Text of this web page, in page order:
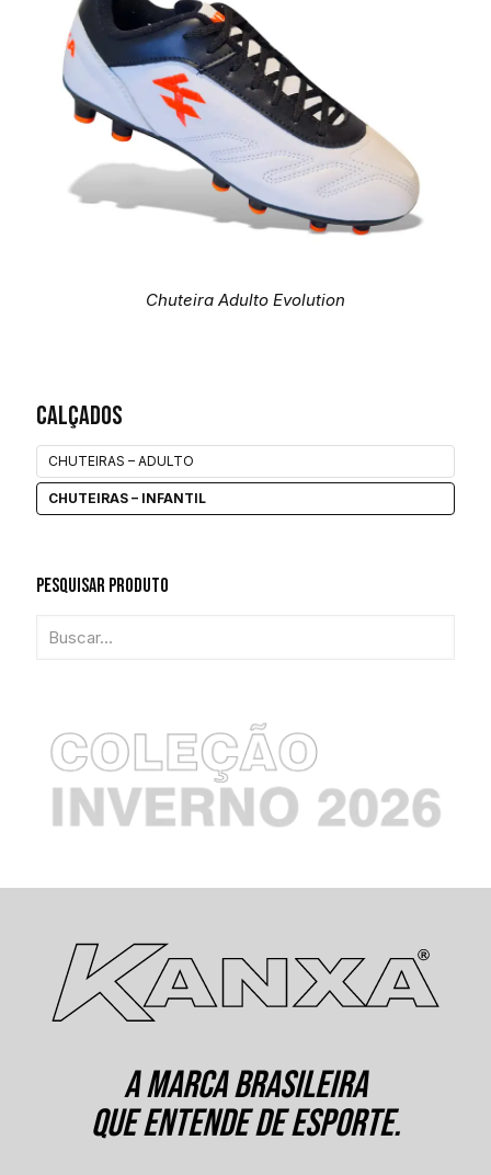
Calçados
CHUTEIRAS – ADULTO
CHUTEIRAS – INFANTIL
Pesquisar Produto
Chuteira Adulto Evolution
A MARCA BRASILEIRA
QUE ENTENDE DE ESPORTE.